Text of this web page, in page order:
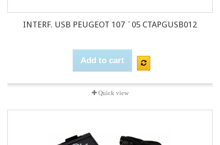
INTERF. USB PEUGEOT 107 ´05 CTAPGUSB012
Add to cart
Quick view